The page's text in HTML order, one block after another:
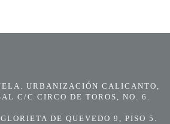
URBANIZACIÓN CALICANTO,
C/C CIRCO DE TOROS, NO. 6.
DE QUEVEDO 9, PISO 5.